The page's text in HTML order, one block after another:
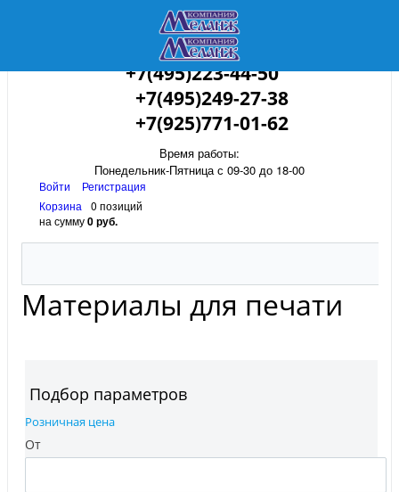
+7(495)223-44-50
+7(495)249-27-38
+7(925)771-01-62
Время работы:
Понедельник-Пятница с 09-30 до 18-00
Войти
Регистрация
Корзина
0 позиций
на сумму0 руб.
Материалы для печати
Подбор параметров
Розничная цена
От